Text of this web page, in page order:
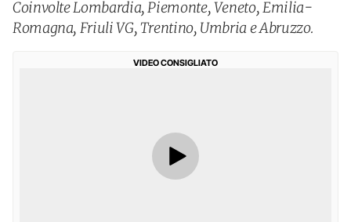
Coinvolte Lombardia, Piemonte, Veneto, Emilia-
Romagna, Friuli VG, Trentino, Umbria e Abruzzo.
VIDEO CONSIGLIATO